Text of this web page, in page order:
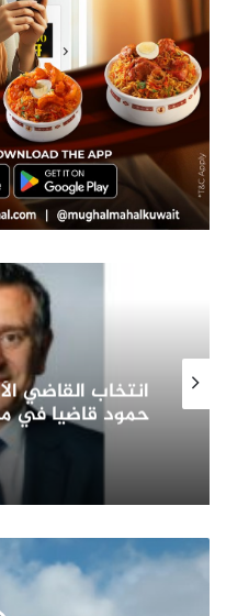
صاحب السمو
الجابر الصباح
في التنمية
أساسي في
إطلاق